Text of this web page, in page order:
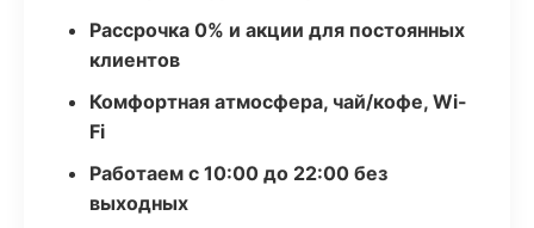
Рассрочка 0% и акции для постоянных
клиентов
Комфортная атмосфера, чай/кофе, Wi-
Fi
Работаем с 10:00 до 22:00 без
выходных